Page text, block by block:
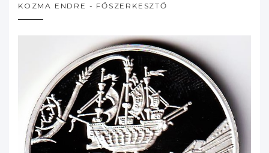
KOZMA ENDRE - FŐSZERKESZTŐ